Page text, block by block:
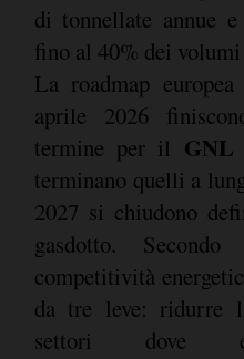
di tonnellate annue
fino al 40% dei
La roadmap
aprile 2026
termine per il GNL
terminano quelli a
2027 si chiudono
gasdotto. Secondo
competitività
da tre leve: ridurre
settori dove